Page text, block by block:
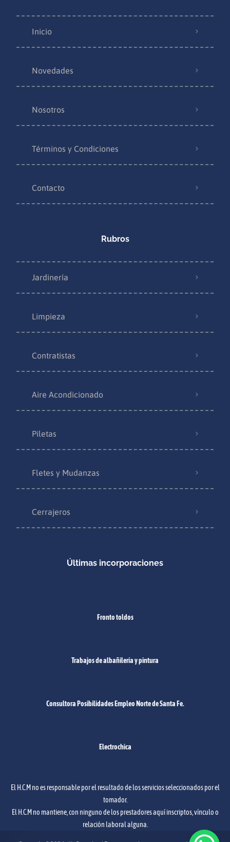
Inicio
Novedades
Nosotros
Términos y Condiciones
Contacto
Rubros
Jardinería
Limpieza
Contratistas
Aire Acondicionado
Piletas
Fletes y Mudanzas
Cerrajeros
Últimas incorporaciones
Fronto toldos
Trabajos de albañilería y pintura
Consultora Posibilidades Empleo Norte de Santa Fe.
Electrochica
El H.C.M no es responsable por el resultado de los servicios seleccionados por el
tomador.
El H.C.M no mantiene, con ninguno de los prestadores aquí inscriptos, vínculo o
relación laboral alguna.